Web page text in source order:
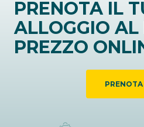
PRENOTA IL
ALLOGGIO AL
PREZZO
PRENOTA